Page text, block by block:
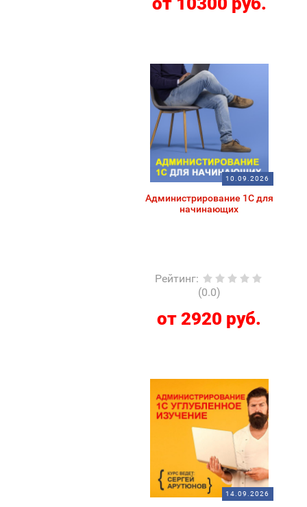
10.09.2026
Администрирование 1С для
начинающих
Рейтинг:
(0.0)
от 2920 руб.
14.09.2026